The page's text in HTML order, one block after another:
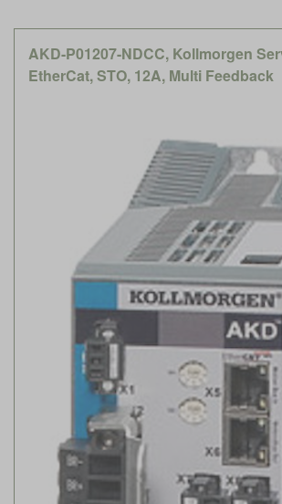
AKD-P01207-NDCC, Kollmorgen
EtherCat, STO, 12A, Multi Feedback